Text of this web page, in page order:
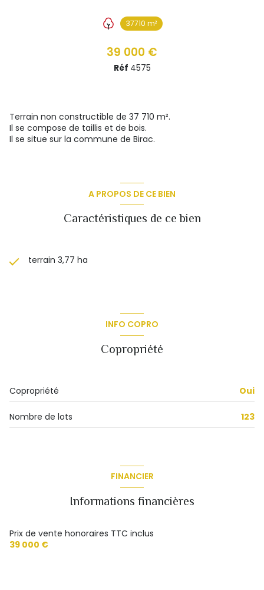
37710 m²
39 000 €
Réf 4575
Terrain non constructible de 37 710 m².
Il se compose de taillis et de bois.
Il se situe sur la commune de Birac.
A PROPOS DE CE BIEN
Caractéristiques de ce bien
terrain 3,77 ha
INFO COPRO
Copropriété
Copropriété Oui
Nombre de lots 123
FINANCIER
Informations financières
Prix de vente honoraires TTC inclus
39 000 €